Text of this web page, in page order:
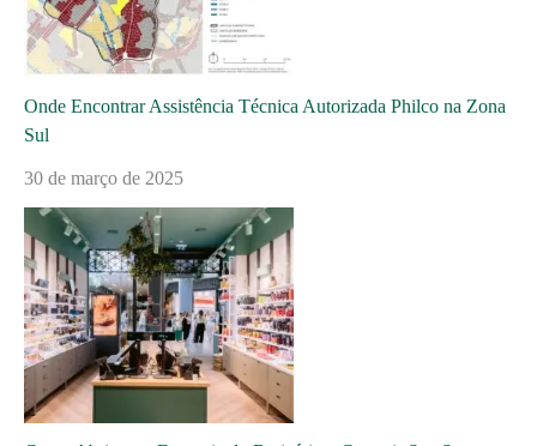
Onde Encontrar Assistência Técnica Autorizada Philco na Zona
Sul
30 de março de 2025